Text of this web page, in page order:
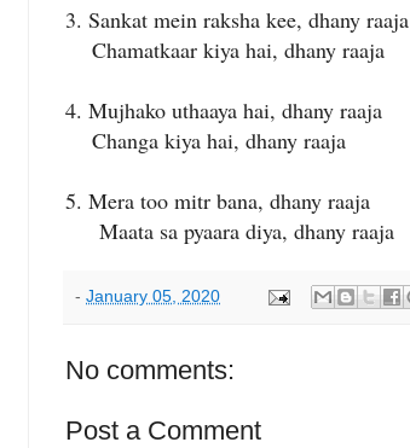
3. Sankat mein raksha kee, dhany raaja
Chamatkaar kiya hai, dhany raaja
4. Mujhako uthaaya hai, dhany raaja
Changa kiya hai, dhany raaja
5. Mera too mitr bana, dhany raaja
Maata sa pyaara diya, dhany raaja
- January 05, 2020
No comments:
Post a Comment